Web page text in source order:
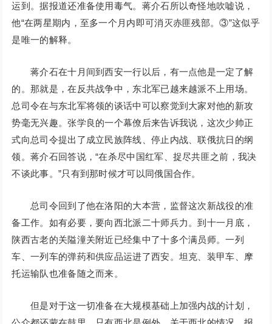
运到。据报道还准备使用毒气。蒋介石所以奇怪地吹嘘说，
他“在两星期内，至多一个月内即可消灭赤匪残部。③”这似乎
是唯一的解释。
蒋介石在十月间到西安一行以后，有一点他是一定了解
的。那就是，在反共战争中，东北军已越来越派不上用场。
总司令在与东北军将领的谈话中可以察觉到大家对他的新攻
势毫无兴趣。张学良的一个幕僚后来告诉我说，这次少帅正
式向总司令提出了成立民族阵线、停止内战、联俄抗日的纲
领。蒋介石回答说，“在杀尽中国红军、捉尽共匪之前，我决
不谈此事。”只有到那时候才可以同俄国合作。
总司令回到了他在洛阳的大本营，监督这次新战役的准
备工作。如有必要，要向西北派二十师兵力。到十一月底，
陕西古老的关隘潼关附近已经集中了十多个满员师。一列
车、一列车的弹药和供应品运进了西安。坦克、装甲车、摩
托运输队也准备随之而来。
但是对于这一切准备在大规模基础上加强内战的计划，